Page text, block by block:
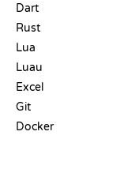
Dart
Rust
Lua
Luau
Excel
Git
Docker